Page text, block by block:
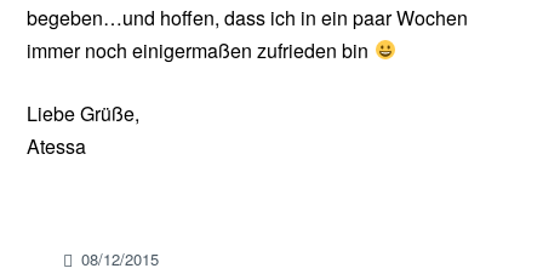
begeben…und hoffen, dass ich in ein paar Wochen
immer noch einigermaßen zufrieden bin
Liebe Grüße,
Atessa
08/12/2015